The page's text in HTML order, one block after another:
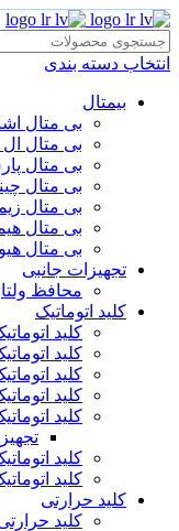
انتخاب دسته بندی
بیمتال
بی متال
بی متال
بی متال
بی متال
بی متال
بی متال
بی متال
تجهیزات جانبی
محافظ
کلید اتوماتیک
کلید
کلید
کلید
کلید
کلید
کلید
کلید
کلید حرارتی
کلید